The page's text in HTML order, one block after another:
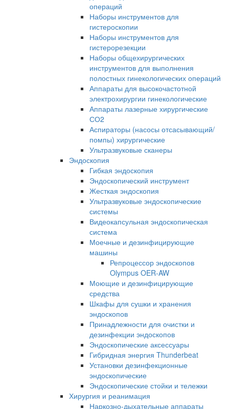
операций
Наборы инструментов для
гистероскопии
Наборы инструментов для
гистерорезекции
Наборы общехирургических
инструментов для выполнения
полостных гинекологических операций
Аппараты для высокочастотной
электрохирургии гинекологические
Аппараты лазерные хирургические
СО2
Аспираторы (насосы отсасывающий/
помпы) хирургические
Ультразвуковые сканеры
Эндоскопия
Гибкая эндоскопия
Эндоскопический инструмент
Жесткая эндоскопия
Ультразвуковые эндоскопические
системы
Видеокапсульная эндоскопическая
система
Моечные и дезинфицирующие
машины
Репроцессор эндоскопов
Olympus OER-AW
Моющие и дезинфицирующие
средства
Шкафы для сушки и хранения
эндоскопов
Принадлежности для очистки и
дезинфекции эндоскопов
Эндоскопические аксессуары
Гибридная энергия Thunderbeat
Установки дезинфекционные
эндоскопические
Эндоскопические стойки и тележки
Хирургия и реанимация
Наркозно-дыхательные аппараты